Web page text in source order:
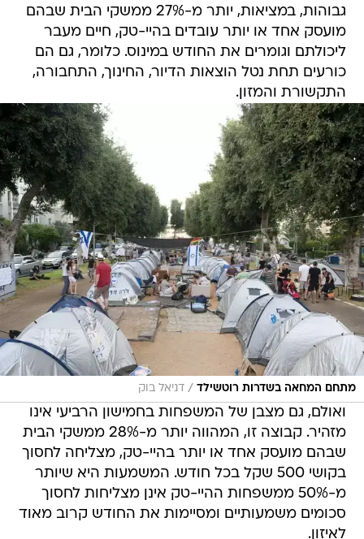
גבוהות, במציאות, יותר מ-27% ממשקי הבית שבהם
מועסק אחד או יותר עובדים בהיי-טק, חיים מעבר
ליכולתם וגומרים את החודש במינוס. כלומר, גם הם
כורעים תחת נטל הוצאות הדיור, החינוך, התחבורה,
התקשורת והמזון.
מתחם המחאה בשדרות רוטשילד / דניאל בוק
ואולם, גם מצבן של המשפחות בחמישון הרביעי אינו
מזהיר. קבוצה זו, המהווה יותר מ-28% ממשקי הבית
שבהם מועסק אחד או יותר בהיי-טק, מצליחה לחסוך
בקושי 500 שקל בכל חודש. המשמעות היא שיותר
מ-50% ממשפחות ההיי-טק אינן מצליחות לחסוך
סכומים משמעותיים ומסיימות את החודש קרוב מאוד
לאיזון.